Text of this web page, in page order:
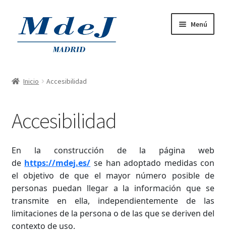
Menú
Productos on Tara
Trajes de Baño
Trajes de Fiesta
Tiendas Físicas
InstaMdeJ
Inicio Accesibilidad
Accesibilidad
En la construcción de la página web
de https://mdej.es/ se han adoptado medidas con
el objetivo de que el mayor número posible de
personas puedan llegar a la información que se
transmite en ella, independientemente de las
limitaciones de la persona o de las que se deriven del
contexto de uso.